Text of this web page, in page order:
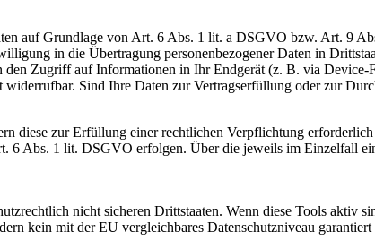
auf Grundlage von Art. 6 Abs. 1 lit. a DSGVO bzw. Art. 9
in die Übertragung personenbezogener Daten in
Zugriff auf Informationen in Ihr Endgerät (z. B. via
Sind Ihre Daten zur Vertragserfüllung oder zur
diese zur Erfüllung einer rechtlichen Verpflichtung
6 Abs. 1 lit. DSGVO erfolgen. Über die jeweils im Einzelfall
nicht sicheren Drittstaaten. Wenn diese Tools aktiv
kein mit der EU vergleichbares Datenschutzniveau